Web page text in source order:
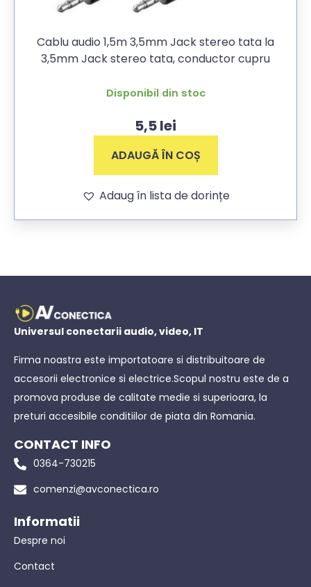
Cablu audio 1,5m 3,5mm Jack stereo tata la
3,5mm Jack stereo tata, conductor cupru
Disponibil din stoc
5,5lei
ADAUGĂ ÎN COȘ
Adaug în lista de dorințe
Universul conectarii audio, video, IT
Firma noastra este importatoare si distribuitoare de
accesorii electronice si electrice.Scopul nostru este de a
promova produse de calitate medie si superioara, la
preturi accesibile conditiilor de piata din Romania.
CONTACT INFO
0364-730215
comenzi@avconectica.ro
Informatii
Despre noi
Contact